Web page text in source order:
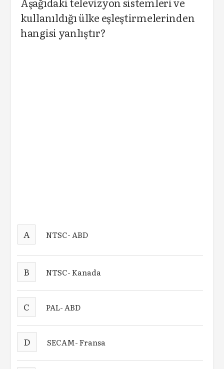
kullanıldığı ülke eşleştirmelerinden
hangisi yanlıştır?
A NTSC- ABD
B NTSC- Kanada
C PAL- ABD
D SECAM- Fransa